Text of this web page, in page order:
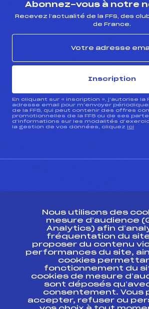
Abonnez-vous à notre
Recevez l’actualité de la FFS, des
de France.
Inscription
En cliquant sur « inscription », j’autorise la
adresse email pour m’envoyer
de la FFS, qui peut contenir des offres
promotionnelles de la FFS ou de ses
d’informations sur les modalités
la gestion de vos données, cliquez ici
Ressources
Pass’Neige
Projet sportif fédéral
Projet de performance
Antidopage
Pôle Développement,
Scientifique
Nous utilisons des
mesure d’audience
Analytics) afin
fréquentation du
proposer du contenu
performances du site,
cookies
fonctionnement du
cookies de mesure
sont déposés
consentement. Vous
accepter, refuser ou